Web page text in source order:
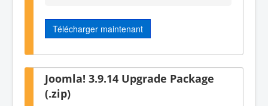
Télécharger maintenant
Joomla! 3.9.14 Upgrade Package
(.zip)